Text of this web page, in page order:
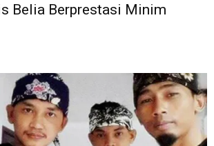
Belia Berprestasi Minim